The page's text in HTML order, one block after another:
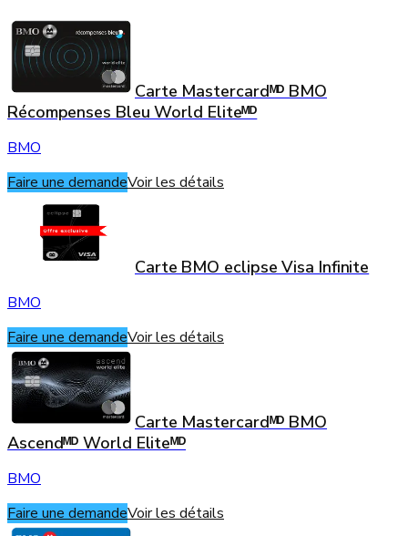
Carte Mastercardᴹᴰ BMO
Récompenses Bleu World Eliteᴹᴰ
BMO
Faire une demandeVoir les détails
Carte BMO eclipse Visa Infinite
BMO
Faire une demandeVoir les détails
Carte Mastercardᴹᴰ BMO
Ascendᴹᴰ World Eliteᴹᴰ
BMO
Faire une demandeVoir les détails